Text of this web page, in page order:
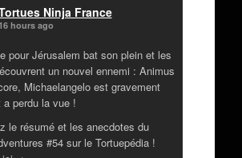
Ninja France
hours ago
pour Jérusalem bat son plein et les
un nouvel ennemi : Animus
Michaelangelo est gravement
perdu la vue !
le résumé et les anecdotes du
#54 sur le Tortuepédia !